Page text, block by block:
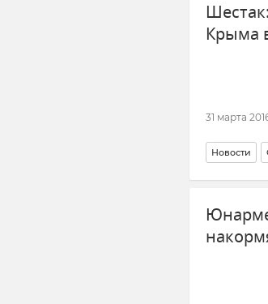
Крыма
31 марта
Новости